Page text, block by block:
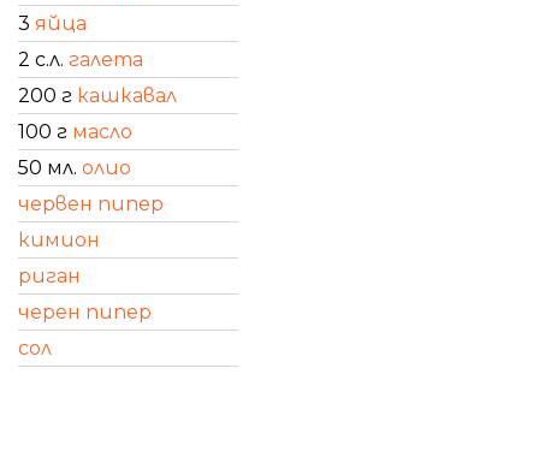
3 яйца
2 с.л. галета
200 г кашкавал
100 г масло
50 мл. олио
червен пипер
кимион
риган
черен пипер
сол